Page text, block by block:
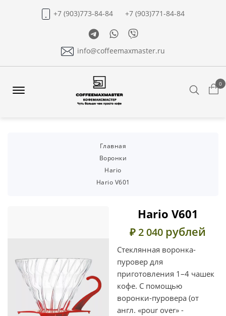
+7 (903)773-84-84
+7 (903)771-84-84
TelegramWhatsapp
Viber
info@coffeemaxmaster.ru
0
Главная
Воронки
Hario
Hario V601
Hario V601
₽ 2 040 рублей
Стеклянная воронка-
пуровер для
приготовления 1–4 чашек
кофе. С помощью
воронки-пуровера (от
англ. «pour over» -